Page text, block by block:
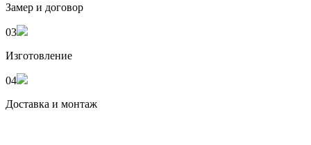
Замер и договор
03
Изготовление
04
Доставка и монтаж